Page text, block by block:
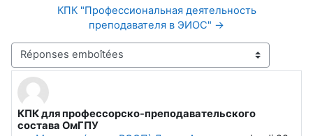
КПК "Профессиональная деятельность
преподавателя в ЭИОС" →
Type d’affichage
КПК для профессорско-преподавательского
состава ОмГПУ
Nombre de réponses : 0